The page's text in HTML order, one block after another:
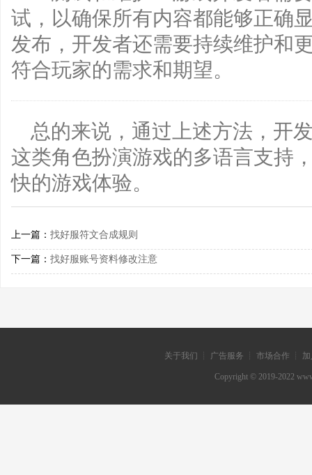
试，以确保所有内容都能够正确
发布，开发者还需要持续维护和
符合玩家的需求和期望。
总的来说，通过上述方法，开
这类角色扮演游戏的多语言支持
快的游戏体验。
上一篇： 找好服符文合成规则
下一篇： 找好服账号资料修改注意
关于我们 ┊ 广告服务 ┊ 市场合作 ┊
Copyright © 2019-2022